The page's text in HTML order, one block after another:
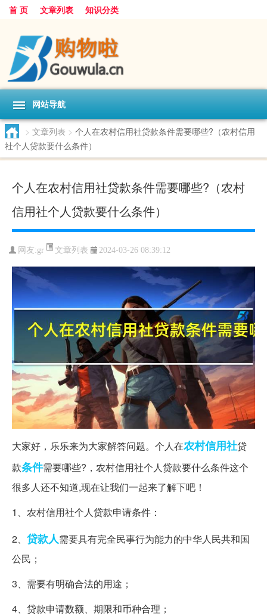
首 页 文章列表 知识分类
网站导航
> 文章列表 > 个人在农村信用社贷款条件需要哪些?（农村信用
社个人贷款要什么条件）
个人在农村信用社贷款条件需要哪些?（农村
信用社个人贷款要什么条件）
网友:gr 文章列表 2024-03-26 08:39:12
大家好，乐乐来为大家解答问题。个人在农村信用社贷
款条件需要哪些?，农村信用社个人贷款要什么条件这个
很多人还不知道,现在让我们一起来了解下吧！
1、农村信用社个人贷款申请条件：
2、 贷款人需要具有完全民事行为能力的中华人民共和国
公民；
3、需要有明确合法的用途；
4、贷款申请数额、期限和币种合理；